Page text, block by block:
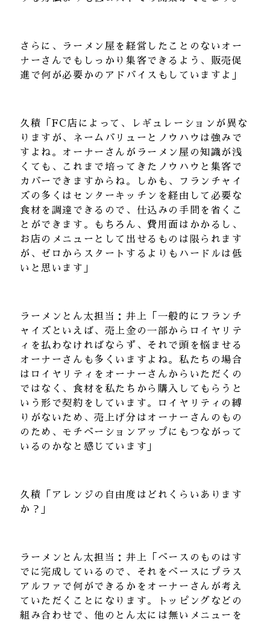
さらに、ラーメン屋を経営したことのないオー
ナーさんでもしっかり集客できるよう、販売促
進で何が必要かのアドバイスもしていますよ」
久積「FC店によって、レギュレーションが異な
りますが、ネームバリューとノウハウは強みで
すよね。オーナーさんがラーメン屋の知識が浅
くても、これまで培ってきたノウハウと集客で
カバーできますからね。しかも、フランチャイ
ズの多くはセンターキッチンを経由して必要な
食材を調達できるので、仕込みの手間を省くこ
とができます。もちろん、費用面はかかるし、
お店のメニューとして出せるものは限られます
が、ゼロからスタートするよりもハードルは低
いと思います」
ラーメンとん太担当：井上「一般的にフランチ
ャイズといえば、売上金の一部からロイヤリテ
ィを払わなければならず、それで頭を悩ませる
オーナーさんも多くいますよね。私たちの場合
はロイヤリティをオーナーさんからいただくの
ではなく、食材を私たちから購入してもらうと
いう形で契約をしています。ロイヤリティの縛
りがないため、売上げ分はオーナーさんのもの
のため、モチベーションアップにもつながって
いるのかなと感じています」
久積「アレンジの自由度はどれくらいあります
か？」
ラーメンとん太担当：井上「ベースのものはす
でに完成しているので、それをベースにプラス
アルファで何ができるかをオーナーさんが考え
ていただくことになります。トッピングなどの
組み合わせで、他のとん太には無いメニューを